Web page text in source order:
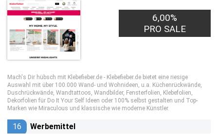
6,00%
PRO SALE
Mach's Dir hübsch mit Klebefieber.de - Klebefieber.de bietet eine riesige
Auswahl mit über 100.000 Wand- und Wohnideen, u.a. Küchenrückwände,
Duschrückwände, Wandtattoos, Wandbilder, Fensterfolien, Klebefolien,
Dekorfolien für Do It Your Self Ideen oder 100% selbst gestalten und Top-
Marken wie Miraculous und klassische wie moderne Künstler.
16 Werbemittel